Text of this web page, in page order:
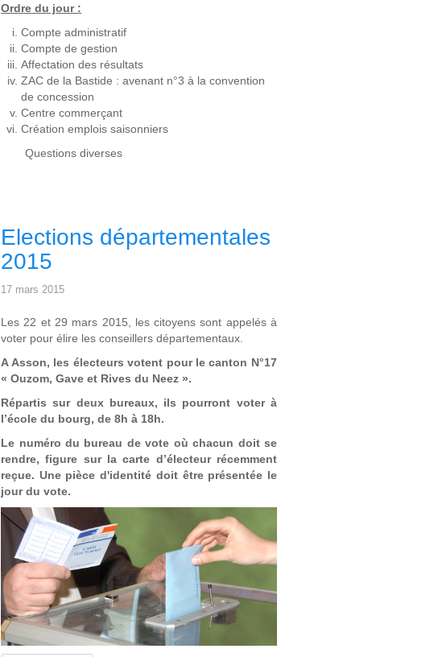
Ordre du jour :
Compte administratif
Compte de gestion
Affectation des résultats
ZAC de la Bastide : avenant n°3 à la convention
de concession
Centre commerçant
Création emplois saisonniers
Questions diverses
Elections départementales
2015
17 mars 2015
Les 22 et 29 mars 2015, les citoyens sont appelés à
voter pour élire les conseillers départementaux.
A Asson, les électeurs votent pour le canton N°17
« Ouzom, Gave et Rives du Neez ».
Répartis sur deux bureaux, ils pourront voter à
l’école du bourg, de 8h à 18h.
Le numéro du bureau de vote où chacun doit se
rendre, figure sur la carte d’électeur récemment
reçue. Une pièce d'identité doit être présentée le
jour du vote.